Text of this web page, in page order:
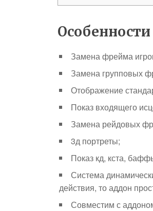
Замена фрейма
Замена групповых
Отображение
Показ входящего
Замена рейдовых
3д портреты;
Показ кд, кста,
Система
действия, то аддон
Совместим с